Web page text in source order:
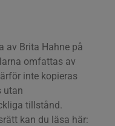
av Brita Hahne på
omfattas av
inte kopieras
utan
tillstånd.
kan du läsa här: